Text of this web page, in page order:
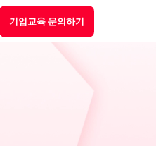
기업교육 문의하기